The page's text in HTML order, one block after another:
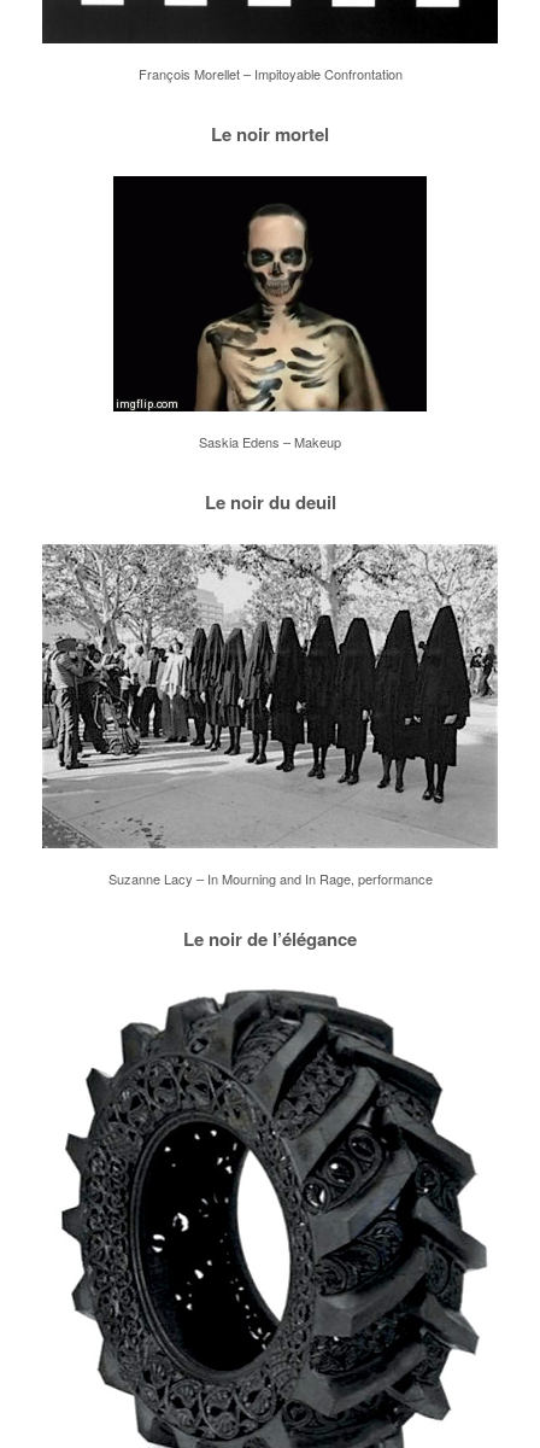
François Morellet – Impitoyable Confrontation
Le noir mortel
Saskia Edens – Makeup
Le noir du deuil
Suzanne Lacy – In Mourning and In Rage, performance
Le noir de l’élégance